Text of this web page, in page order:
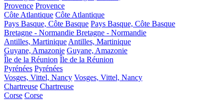
Provence Provence
Côte Atlantique Côte Atlantique
Pays Basque, Côte Basque Pays Basque, Côte Basque
Bretagne - Normandie Bretagne - Normandie
Antilles, Martinique Antilles, Martinique
Guyane, Amazonie Guyane, Amazonie
Île de la Réunion Île de la Réunion
Pyrénées Pyrénées
Vosges, Vittel, Nancy Vosges, Vittel, Nancy
Chartreuse Chartreuse
Corse Corse